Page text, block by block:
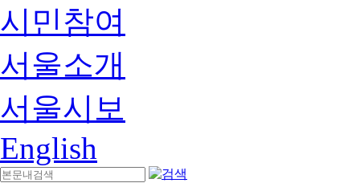
시민참여
서울소개
서울시보
English